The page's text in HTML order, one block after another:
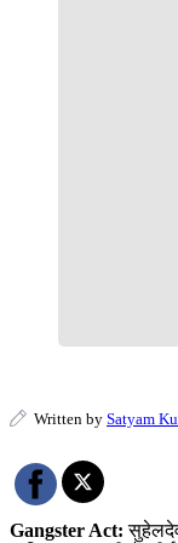
Written by Satyam
Gangster Act: